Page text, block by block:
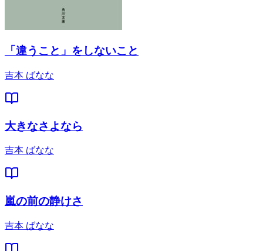
「違うこと」をしないこと
吉本 ばなな
大きなさよなら
吉本 ばなな
嵐の前の静けさ
吉本 ばなな